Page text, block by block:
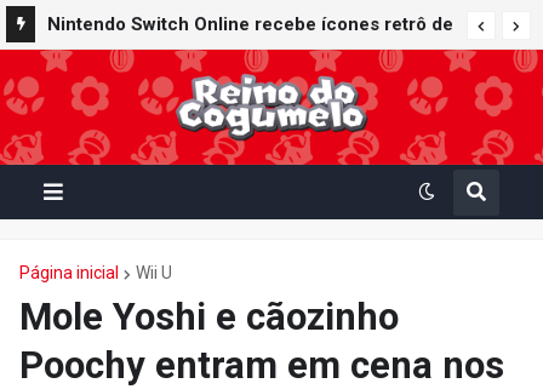
Nintendo Switch Online recebe ícones retrô de
Mario Paint (SNES) e Mario Kart: Super Circuit
(GBA)
Página inicial Wii U
Mole Yoshi e cãozinho
Poochy entram em cena nos